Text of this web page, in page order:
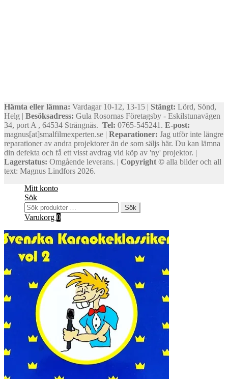
Hämta eller lämna: Vardagar 10-12, 13-15 | Stängt: Lörd, Sönd,
Helg | Besöksadress: Gula Rosornas Företagsby - Eskilstunavägen
34, port A , 64534 Strängnäs. Tel: 0765-545241. E-post:
magnus[at]smalfilmexperten.se | Reparationer: Jag utför inte längre
reparationer av andra projektorer än de som säljs här. Du kan lämna
din defekta och få ett visst avdrag vid köp av 'ny' projektor. |
Lagerstatus: Omgående leverans. | Copyright © alla bilder och all
text: Magnus Lindfors 2026.
Mitt konto
Sök
Sök
efter:
Sök
Varukorg 0